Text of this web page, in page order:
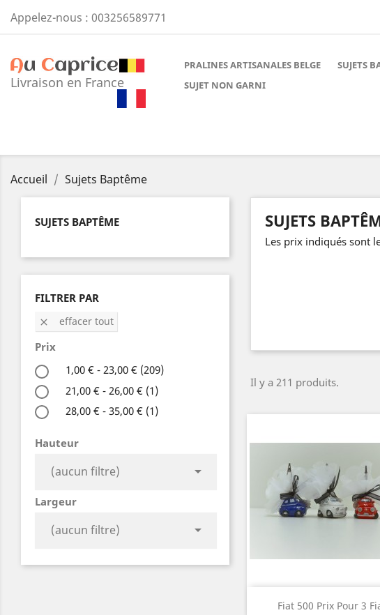
Appelez-nous : 003256589771
Livraison en France
PRALINES ARTISANALES BELGE SUJETS
SUJET NON GARNI
Accueil Sujets Baptême
SUJETS BAPTÊME
FILTRER PAR
 effacer tout
Prix
1,00 € - 23,00 € (209)
21,00 € - 26,00 € (1)
28,00 € - 35,00 € (1)
Hauteur
(aucun filtre) 
Largeur
(aucun filtre) 
SUJETS
Les prix indiqués sont
Il y a 211 produits.
Fiat 500 Prix Pour 3
Aperçu